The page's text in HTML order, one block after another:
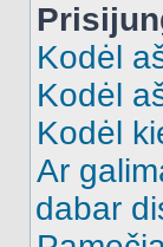
Kodėl
Kodėl
Kodėl
Ar
dabar